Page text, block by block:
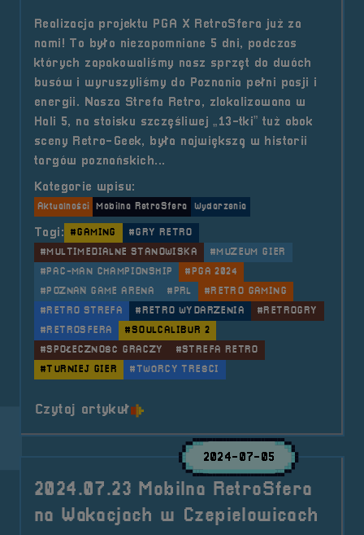
Realizacja projektu PGA X RetroSfera już za
nami! To było niezapomniane 5 dni, podczas
których zapakowaliśmy nasz sprzęt do dwóch
busów i wyruszyliśmy do Poznania pełni pasji i
energii. Nasza Strefa Retro, zlokalizowana w
Hali 5, na stoisku szczęśliwej „13-tki” tuż obok
sceny Retro-Geek, była największą w historii
targów poznańskich...
Kategorie wpisu:
Aktualności Mobilna RetroSfera Wydarzenia
Tagi: #GAMING
#GRY RETRO
#MULTIMEDIALNE STANOWISKA
#MUZEUM GIER
#PAC-MAN CHAMPIONSHIP
#PGA 2024
#POZNAŃ GAME ARENA
#PRL
#RETRO GAMING
#RETRO STREFA
#RETRO WYDARZENIA
#RETROGRY
#RETROSFERA
#SOULCALIBUR 2
#SPOŁECZNOŚĆ GRACZY
#STREFA RETRO
#TURNIEJ GIER
#TWÓRCY TREŚCI
Czytaj artykuło tytule 📢 Podsumowanie
2024-07-05
2024.07.23 Mobilna RetroSfera
na Wakacjach w Czepielowicach